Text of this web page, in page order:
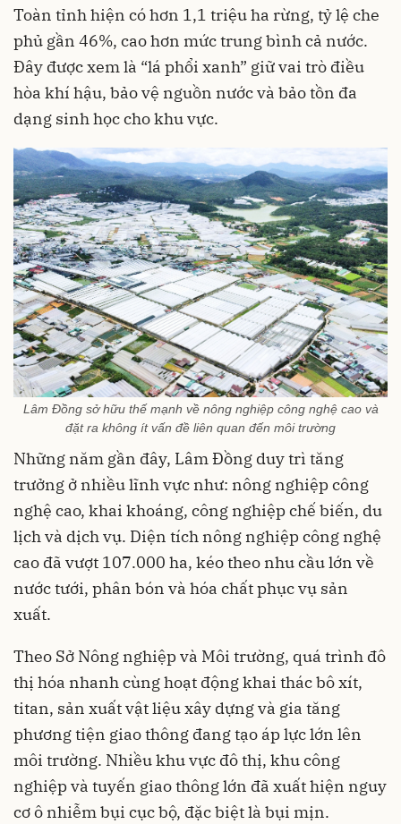
Toàn tỉnh hiện có hơn 1,1 triệu ha rừng, tỷ lệ che
phủ gần 46%, cao hơn mức trung bình cả nước.
Đây được xem là “lá phổi xanh” giữ vai trò điều
hòa khí hậu, bảo vệ nguồn nước và bảo tồn đa
dạng sinh học cho khu vực.
Lâm Đồng sở hữu thế mạnh về nông nghiệp công nghệ cao và
đặt ra không ít vấn đề liên quan đến môi trường
Những năm gần đây, Lâm Đồng duy trì tăng
trưởng ở nhiều lĩnh vực như: nông nghiệp công
nghệ cao, khai khoáng, công nghiệp chế biến, du
lịch và dịch vụ. Diện tích nông nghiệp công nghệ
cao đã vượt 107.000 ha, kéo theo nhu cầu lớn về
nước tưới, phân bón và hóa chất phục vụ sản
xuất.
Theo Sở Nông nghiệp và Môi trường, quá trình đô
thị hóa nhanh cùng hoạt động khai thác bô xít,
titan, sản xuất vật liệu xây dựng và gia tăng
phương tiện giao thông đang tạo áp lực lớn lên
môi trường. Nhiều khu vực đô thị, khu công
nghiệp và tuyến giao thông lớn đã xuất hiện nguy
cơ ô nhiễm bụi cục bộ, đặc biệt là bụi mịn.